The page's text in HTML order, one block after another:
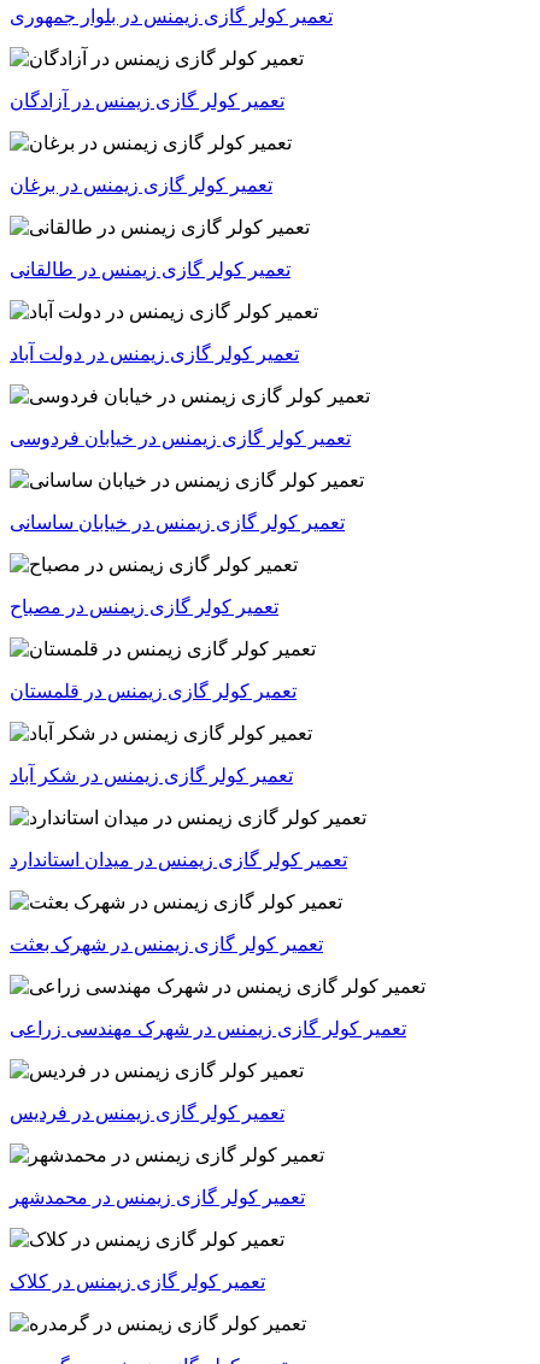
تعمیر کولر گازی زیمنس در بلوار جمهوری
تعمیر کولر گازی زیمنس در آزادگان
تعمیر کولر گازی زیمنس در برغان
تعمیر کولر گازی زیمنس در طالقانی
تعمیر کولر گازی زیمنس در خیابان فردوسی
تعمیر کولر گازی زیمنس در خیابان ساسانی
تعمیر کولر گازی زیمنس در مصباح
تعمیر کولر گازی زیمنس در قلمستان
تعمیر کولر گازی زیمنس در شکر آباد
تعمیر کولر گازی زیمنس در میدان استاندارد
تعمیر کولر گازی زیمنس در شهرک بعثت
تعمیر کولر گازی زیمنس در شهرک مهندسی زراعی
تعمیر کولر گازی زیمنس در فردیس
تعمیر کولر گازی زیمنس در محمدشهر
تعمیر کولر گازی زیمنس در کلاک